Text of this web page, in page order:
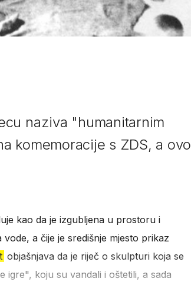
naziva "humanitarnim
komemoracije s ZDS, a ovo
kao da je izgubljena u prostoru i
a čije je središnje mjesto prikaz
objašnjava da je riječ o skulpturi koja se
igre", koju su vandali i oštetili, a sada